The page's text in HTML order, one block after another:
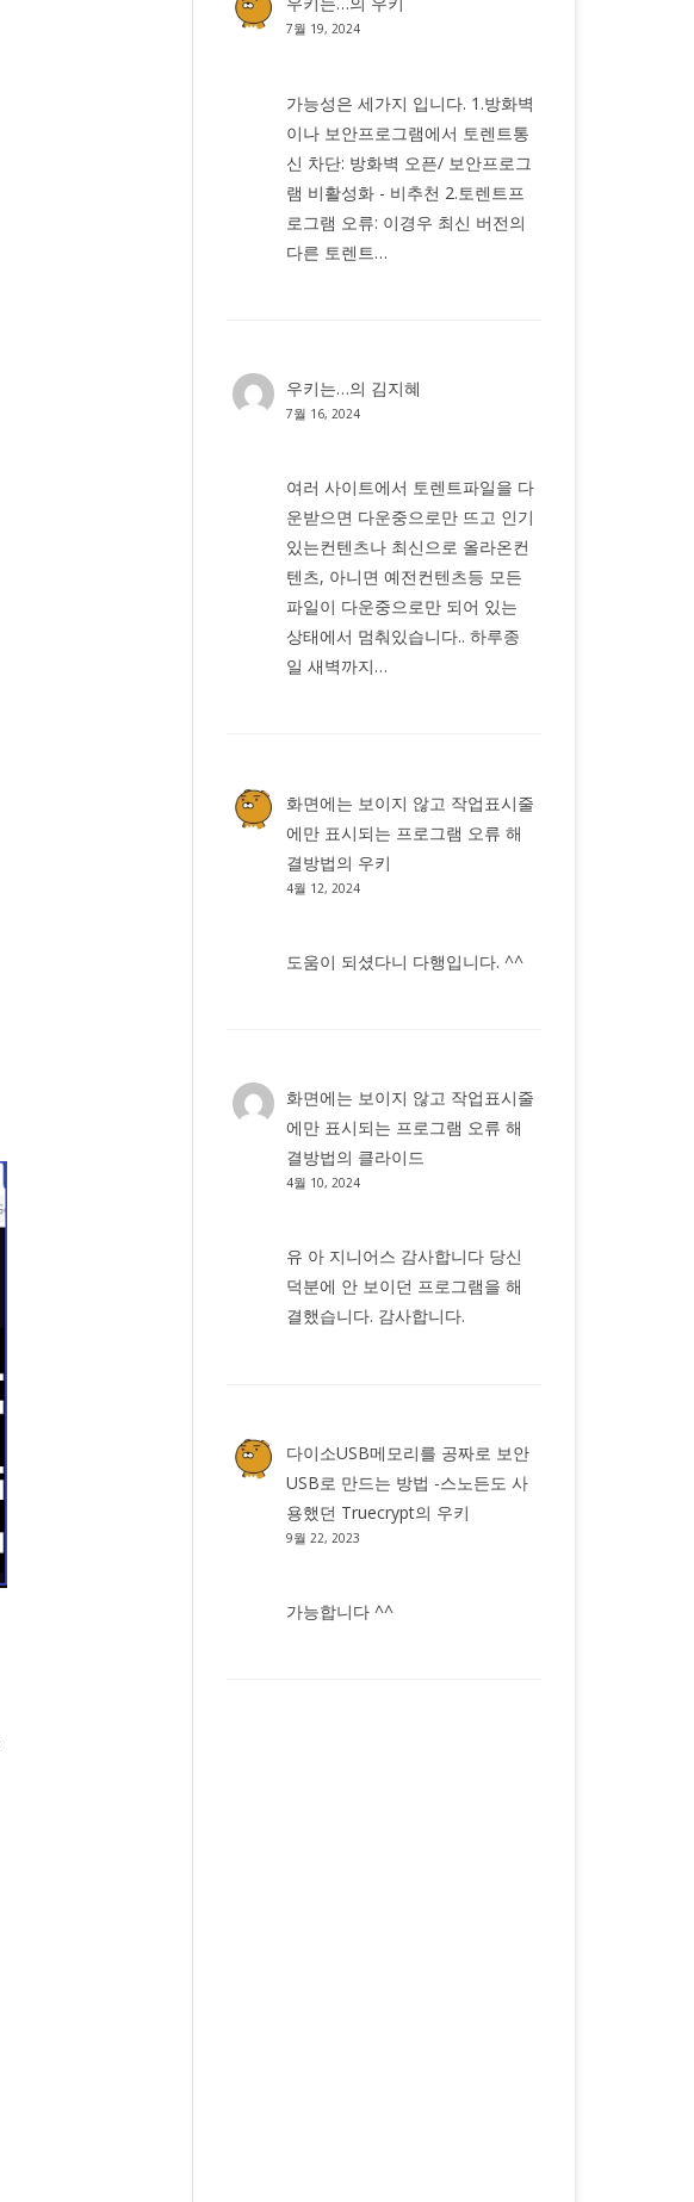
7월 19, 2024
가능성은 세가지 입니다. 1.방화벽
이나 보안프로그램에서 토렌트통
신 차단: 방화벽 오픈/ 보안프로그
램 비활성화 - 비추천 2.토렌트프
로그램 오류: 이경우 최신 버전의
다른 토렌트…
우키는…의 김지혜
7월 16, 2024
여러 사이트에서 토렌트파일을 다
운받으면 다운중으로만 뜨고 인기
있는컨텐츠나 최신으로 올라온컨
텐츠, 아니면 예전컨텐츠등 모든
파일이 다운중으로만 되어 있는
상태에서 멈춰있습니다.. 하루종
일 새벽까지…
화면에는 보이지 않고 작업표시줄
에만 표시되는 프로그램 오류 해
결방법의 우키
4월 12, 2024
도움이 되셨다니 다행입니다. ^^
화면에는 보이지 않고 작업표시줄
에만 표시되는 프로그램 오류 해
결방법의 클라이드
4월 10, 2024
유 아 지니어스 감사합니다 당신
덕분에 안 보이던 프로그램을 해
결했습니다. 감사합니다.
다이소USB메모리를 공짜로 보안
USB로 만드는 방법 -스노든도 사
용했던 Truecrypt의 우키
9월 22, 2023
가능합니다 ^^